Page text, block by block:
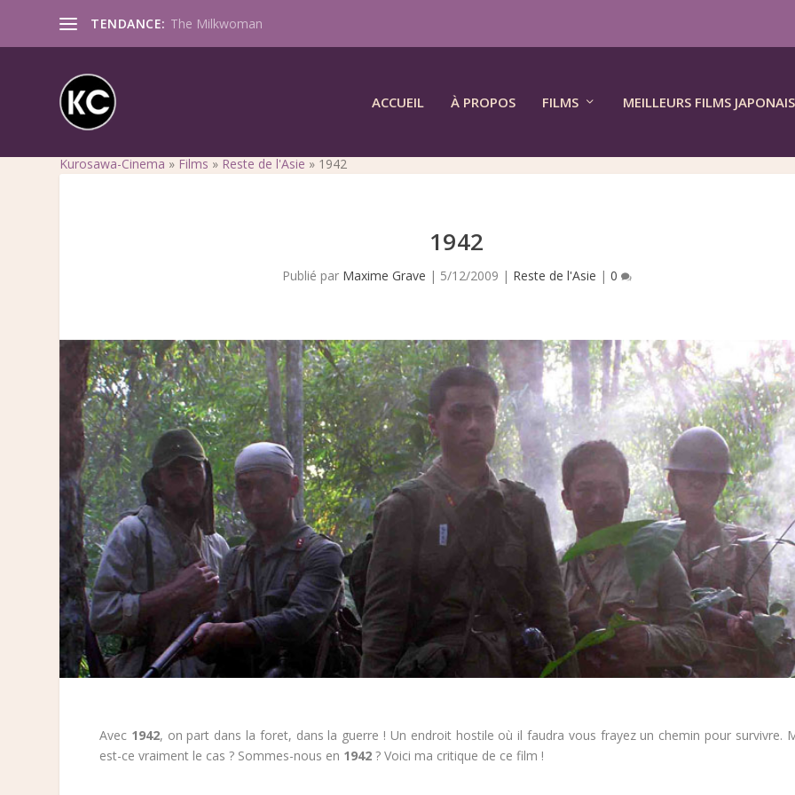
TENDANCE: The Milkwoman
ACCUEIL À PROPOS FILMS MEILLEURS FILMS JAPONAIS
Kurosawa-Cinema » Films » Reste de l'Asie » 1942
1942
Publié par Maxime Grave | 5/12/2009 | Reste de l'Asie | 0
Avec 1942, on part dans la foret, dans la guerre ! Un endroit hostile où il faudra vous frayez un chemin pour survivre.
est-ce vraiment le cas ? Sommes-nous en 1942? Voici ma critique de ce film !